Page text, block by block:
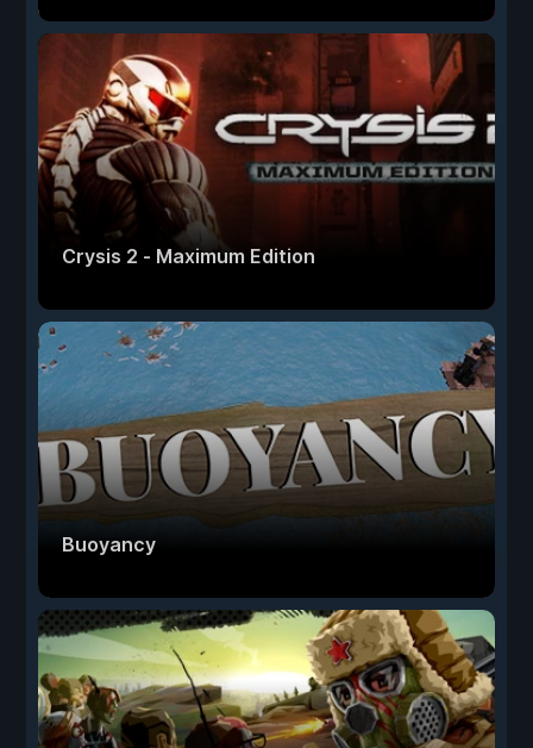
Crysis 2 - Maximum Edition
Buoyancy